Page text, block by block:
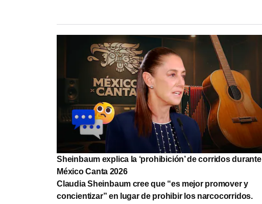
Sheinbaum explica la ‘prohibición’ de corridos durante
México Canta 2026
Claudia Sheinbaum cree que “es mejor promover y
concientizar” en lugar de prohibir los narcocorridos.